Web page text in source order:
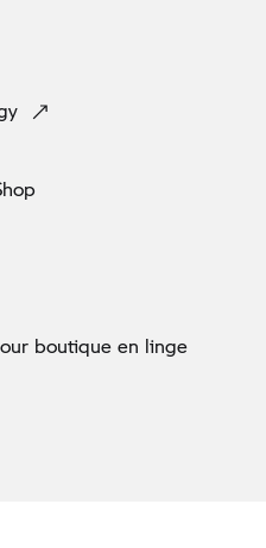
boutique en linge